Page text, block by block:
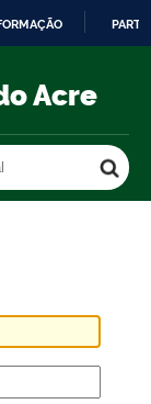
Acre
Buscar no portal